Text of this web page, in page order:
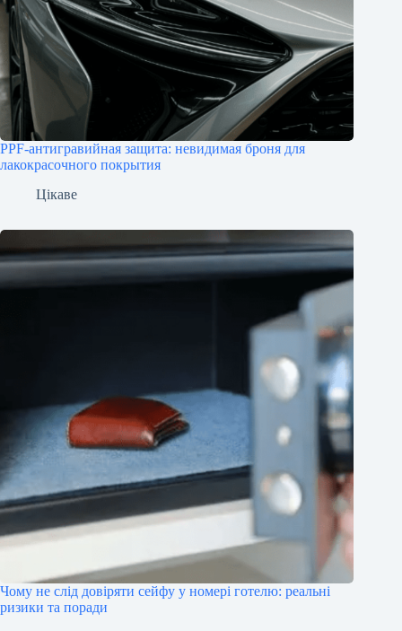
PPF-антигравийная защита: невидимая броня для
лакокрасочного покрытия
Цікаве
Чому не слід довіряти сейфу у номері готелю: реальні
ризики та поради